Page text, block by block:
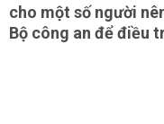
cho một số người
Bộ công an để điều